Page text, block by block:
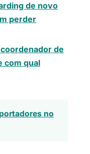
de novo
perder
de
com qual
no